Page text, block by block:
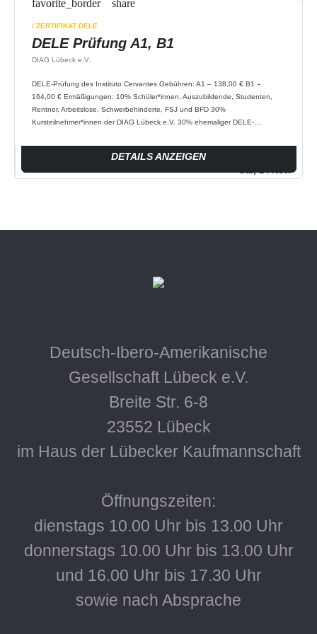
favorite_border share
/ ZERTIFIKAT DELE
DELE Prüfung A1, B1
DIAG Lübeck e.V.
DELE-Prüfung des Instituto Cervantes Gebühren: A1 – 138,00 € B1 –
164,00 € Ermäßigungen: 10% Schüler*innen, Auszubildende, Studenten,
Rentner, Arbeitslose, Schwerbehinderte, FSJ und BFD 30%
Kursteilnehmer*innen der DIAG Lübeck e.V. 30% ehemaliger DELE-
DETAILS ANZEIGEN
Deutsch-Ibero-Amerikanische
Gesellschaft Lübeck e.V.
Breite Str. 6-8
23552 Lübeck
im Haus der Lübecker Kaufmannschaft
Öffnungszeiten:
dienstags 10.00 Uhr bis 13.00 Uhr
donnerstags 10.00 Uhr bis 13.00 Uhr
und 16.00 Uhr bis 17.30 Uhr
sowie nach Absprache